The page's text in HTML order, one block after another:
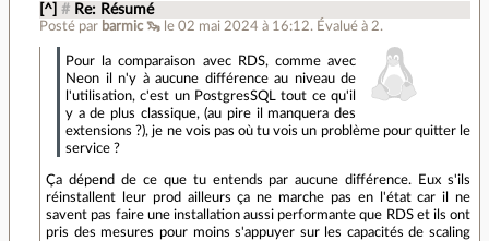
[^] # Re: Résumé
Posté par barmic 🦦 le 02 mai 2024 à 16:12. Évalué à 2.
Pour la comparaison avec RDS, comme avec
Neon il n'y à aucune différence au niveau de
l'utilisation, c'est un PostgresSQL tout ce qu'il
y a de plus classique, (au pire il manquera des
extensions ?), je ne vois pas où tu vois un problème pour quitter le
service ?
Ça dépend de ce que tu entends par aucune différence. Eux s'ils
réinstallent leur prod ailleurs ça ne marche pas en l'état car il ne
savent pas faire une installation aussi performante que RDS et ils ont
pris des mesures pour moins s'appuyer sur les capacités de scaling